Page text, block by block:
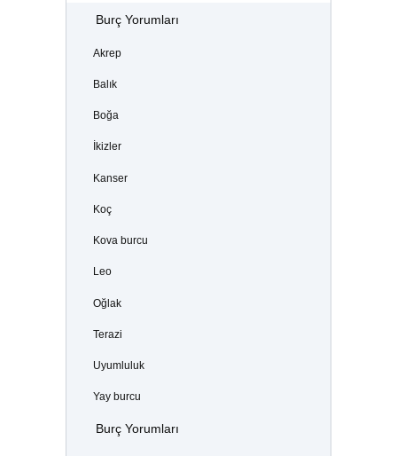
Burç Yorumları
Akrep
Balık
Boğa
İkizler
Kanser
Koç
Kova burcu
Leo
Oğlak
Terazi
Uyumluluk
Yay burcu
Burç Yorumları